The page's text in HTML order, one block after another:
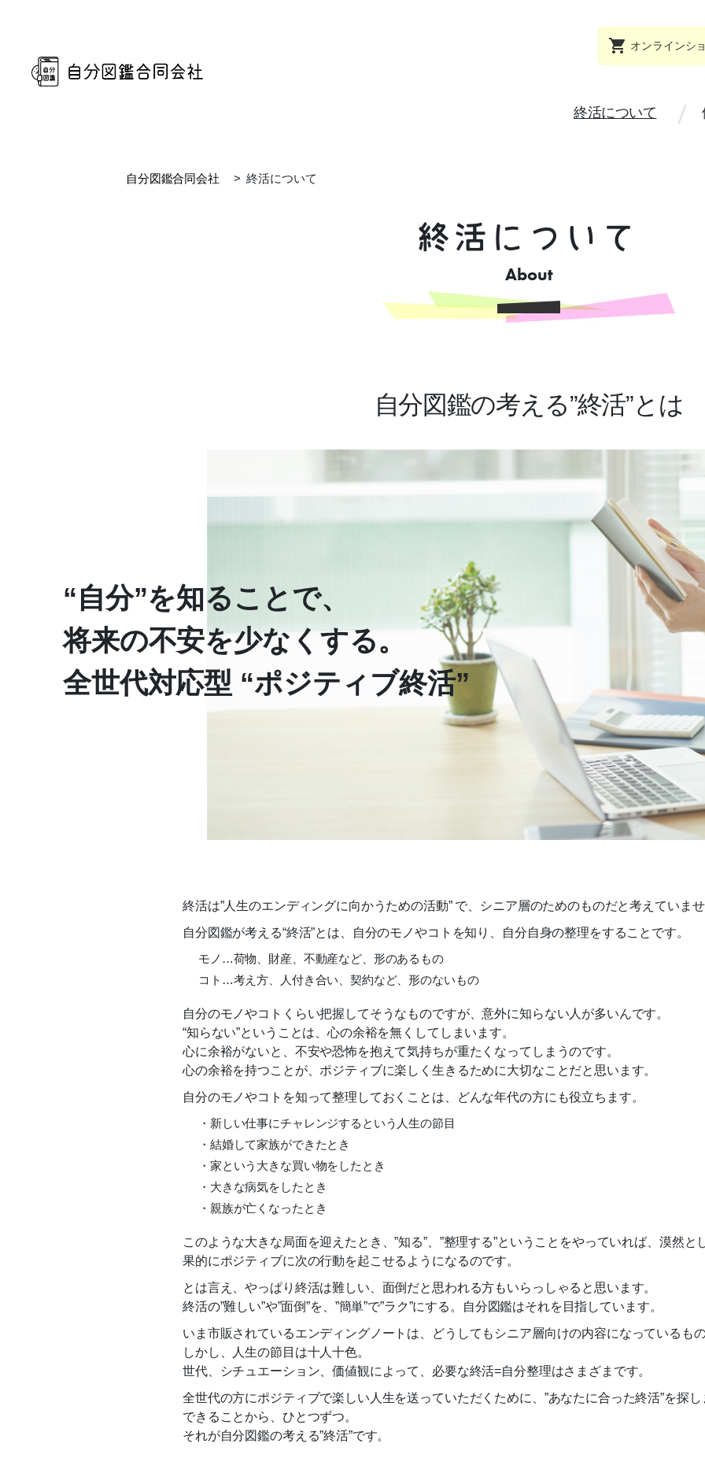
オンラインシ
終活について
自分図鑑合同会社 > 終活について
終活について
自分図鑑の考える”終活”とは
“自分”を知ることで、
将来の不安を少なくする。
全世代対応型 “ポジティブ終活”
終活は”人生のエンディングに向かうための活動” で、シニア層のためのものだと考えていま
自分図鑑が考える“終活”とは、自分のモノやコトを知り、自分自身の整理をすることです。
モノ…荷物、財産、不動産など、形のあるもの
コト…考え方、人付き合い、契約など、形のないもの
自分のモノやコトくらい把握してそうなものですが、意外に知らない人が多いんです。
“知らない”ということは、心の余裕を無くしてしまいます。
心に余裕がないと、不安や恐怖を抱えて気持ちが重たくなってしまうのです。
心の余裕を持つことが、ポジティブに楽しく生きるために大切なことだと思います。
自分のモノやコトを知って整理しておくことは、どんな年代の方にも役立ちます。
・新しい仕事にチャレンジするという人生の節目
・結婚して家族ができたとき
・家という大きな買い物をしたとき
・大きな病気をしたとき
・親族が亡くなったとき
このような大きな局面を迎えたとき、”知る”、”整理する”ということをやっていれば、漠然
果的にポジティブに次の行動を起こせるようになるのです。
とは言え、やっぱり終活は難しい、面倒だと思われる方もいらっしゃると思います。
終活の”難しい”や”面倒”を、”簡単”で”ラク”にする。自分図鑑はそれを目指しています。
いま市販されているエンディングノートは、どうしてもシニア層向けの内容になっているも
しかし、人生の節目は十人十色。
世代、シチュエーション、価値観によって、必要な終活=自分整理はさまざまです。
全世代の方にポジティブで楽しい人生を送っていただくために、”あなたに合った終活”を探
できることから、ひとつずつ。
それが自分図鑑の考える”終活”です。